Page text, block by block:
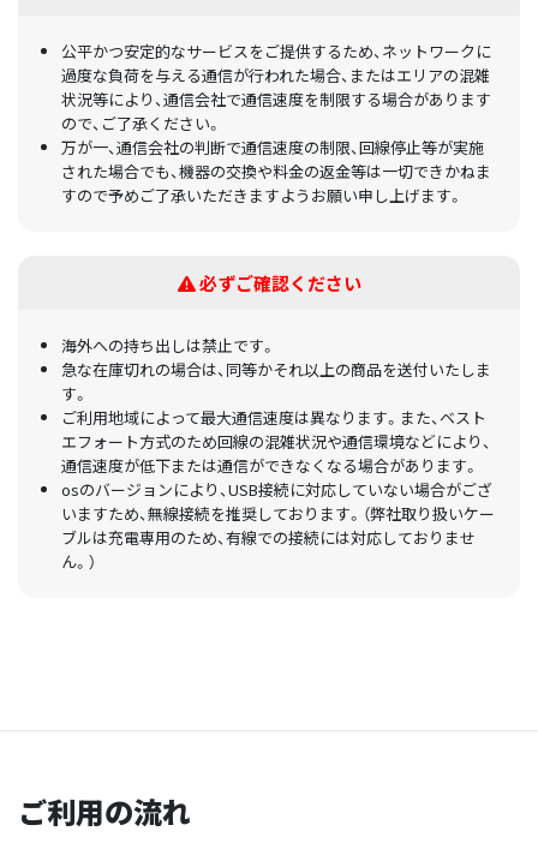
公平かつ安定的なサービスをご提供するため、ネットワークに
過度な負荷を与える通信が行われた場合、またはエリアの混雑
状況等により、通信会社で通信速度を制限する場合があります
ので、ご了承ください。
万が一、通信会社の判断で通信速度の制限、回線停止等が実施
された場合でも、機器の交換や料金の返金等は一切できかねま
すので予めご了承いただきますようお願い申し上げます。
必ずご確認ください
海外への持ち出しは禁止です。
急な在庫切れの場合は、同等かそれ以上の商品を送付いたしま
す。
ご利用地域によって最大通信速度は異なります。また、ベスト
エフォート方式のため回線の混雑状況や通信環境などにより、
通信速度が低下または通信ができなくなる場合があります。
osのバージョンにより、USB接続に対応していない場合がござ
いますため、無線接続を推奨しております。（弊社取り扱いケー
ブルは充電専用のため、有線での接続には対応しておりませ
ん。）
ご利用の流れ